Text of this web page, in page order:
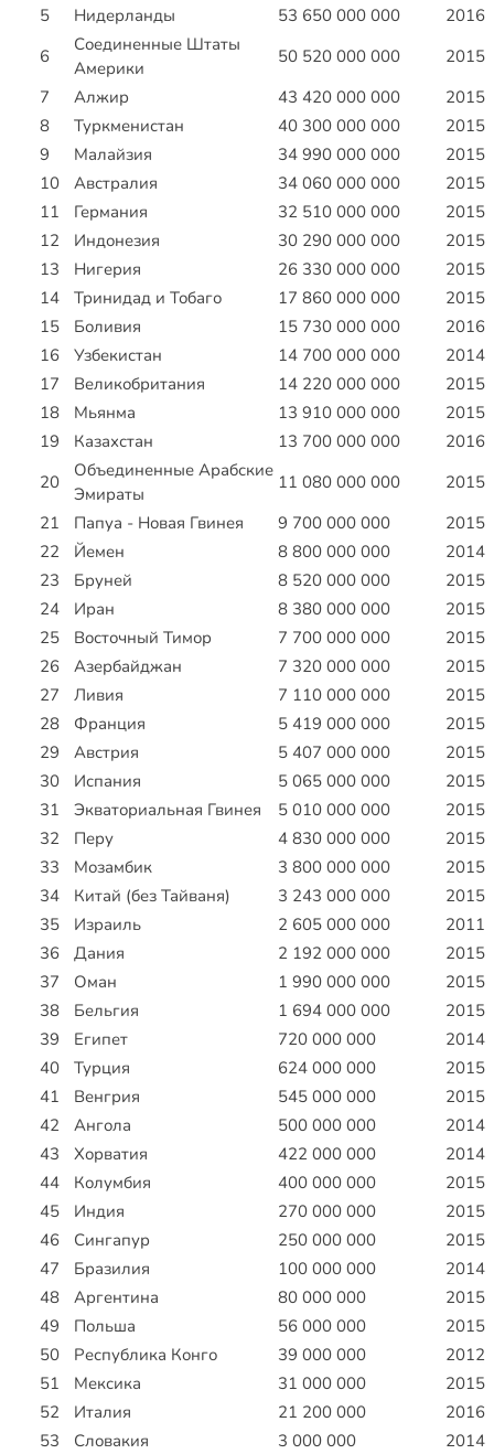
5
Нидерланды 53 650 000 000
2016
6
Соединенные Штаты
Америки
50 520 000 000
2015
7
Алжир 43 420 000 000
2015
8
Туркменистан 40 300 000 000
2015
9
Малайзия 34 990 000 000
2015
10
Австралия 34 060 000 000
2015
11
Германия 32 510 000 000
2015
12
Индонезия 30 290 000 000
2015
13
Нигерия 26 330 000 000
2015
14
Тринидад и Тобаго 17 860 000 000
2015
15
Боливия 15 730 000 000
2016
16
Узбекистан 14 700 000 000
2014
17
Великобритания 14 220 000 000
2015
18
Мьянма 13 910 000 000
2015
19
Казахстан 13 700 000 000
2016
20
Объединенные Арабские
Эмираты
11 080 000 000
2015
21
Папуа - Новая Гвинея 9 700 000 000
2015
22
Йемен 8 800 000 000
2014
23
Бруней 8 520 000 000
2015
24
Иран 8 380 000 000
2015
25
Восточный Тимор 7 700 000 000
2015
26
Азербайджан 7 320 000 000
2015
27
Ливия 7 110 000 000
2015
28
Франция 5 419 000 000
2015
29
Австрия 5 407 000 000
2015
30
Испания 5 065 000 000
2015
31
Экваториальная Гвинея 5 010 000 000
2015
32
Перу 4 830 000 000
2015
33
Мозамбик 3 800 000 000
2015
34
Китай (без Тайваня) 3 243 000 000
2015
35
Израиль 2 605 000 000
2011
36
Дания 2 192 000 000
2015
37
Оман 1 990 000 000
2015
38
Бельгия 1 694 000 000
2015
39
Египет 720 000 000
2014
40
Турция 624 000 000
2015
41
Венгрия 545 000 000
2015
42
Ангола 500 000 000
2014
43
Хорватия 422 000 000
2014
44
Колумбия 400 000 000
2015
45
Индия 270 000 000
2015
46
Сингапур 250 000 000
2015
47
Бразилия 100 000 000
2014
48
Аргентина 80 000 000
2015
49
Польша 56 000 000
2015
50
Республика Конго 39 000 000
2012
51
Мексика 31 000 000
2015
52
Италия 21 200 000
2016
53
Словакия 3 000 000
2014